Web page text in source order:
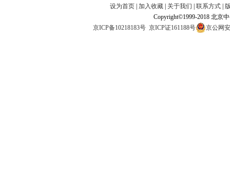
设为首页 加入收藏 关于我们 联系方式
Copyright©1999-2018 北京
京ICP备10218183号 京ICP证161188号 京公网